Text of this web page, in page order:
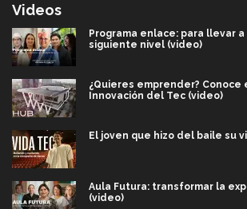
Videos
Programa enlace: para llevar
siguiente nivel (video)
¿Quieres emprender? Conoce
Innovación del Tec (video)
El joven que hizo del baile su
Aula Futura: transformar la
(video)